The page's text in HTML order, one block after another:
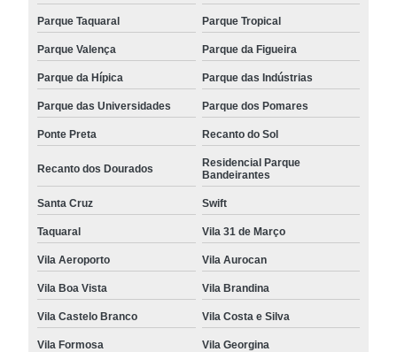
Parque Taquaral Parque Tropical
Parque Valença Parque da Figueira
Parque da Hípica Parque das Indústrias
Parque das Universidades Parque dos Pomares
Ponte Preta Recanto do Sol
Recanto dos Dourados
Residencial Parque
Bandeirantes
Santa Cruz Swift
Taquaral Vila 31 de Março
Vila Aeroporto Vila Aurocan
Vila Boa Vista Vila Brandina
Vila Castelo Branco Vila Costa e Silva
Vila Formosa Vila Georgina